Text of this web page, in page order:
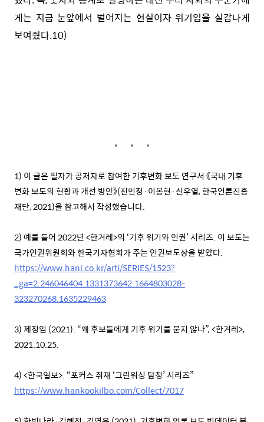
게는 지금 눈앞에서 벌어지는 현실이자 위기임을 실감나게
보여줬다.10)
1) 이 글은 필자가 공저자로 참여한 기후변화 보도 연구서 《국내 기후
변화 보도의 현황과 개선 방안》(진민정·이봉현·신우열, 한국언론진흥
재단, 2021)을 참고해서 작성했습니다.
2) 예를 들어 2022년 <한겨레>의 ‘기후 위기와 인권’ 시리즈. 이 보도는
국가인권위원회와 한국기자협회가 주는 인권보도상을 받았다.
https://www.hani.co.kr/arti/SERIES/1523?
_ga=2.246046404.1331373642.1664803028-
323270268.1635229463
3) 제정임 (2021). “왜 후보들에게 기후 위기를 묻지 않나”, <한겨레>,
2021.10.25.
4) <한국일보>. “포커스 취재 ‘그린워싱 탐정’ 시리즈”
https://www.hankookilbo.com/Collect/7017